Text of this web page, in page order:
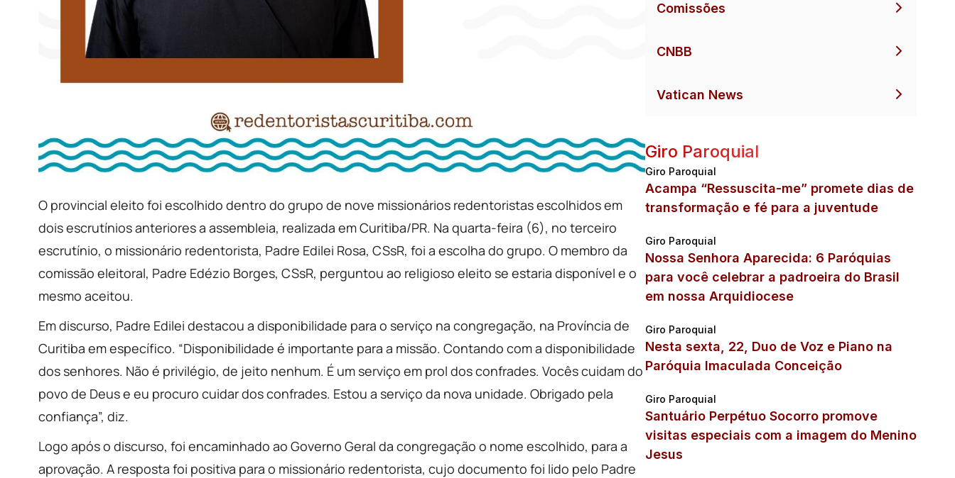
O provincial eleito foi escolhido dentro do grupo de nove missionários redentoristas escolhidos em
dois escrutínios anteriores a assembleia, realizada em Curitiba/PR. Na quarta-feira (6), no terceiro
escrutínio, o missionário redentorista, Padre Edilei Rosa, CSsR, foi a escolha do grupo. O membro da
comissão eleitoral, Padre Edézio Borges, CSsR, perguntou ao religioso eleito se estaria disponível e o
mesmo aceitou.
Em discurso, Padre Edilei destacou a disponibilidade para o serviço na congregação, na Província de
Curitiba em específico. “Disponibilidade é importante para a missão. Contando com a disponibilidade
dos senhores. Não é privilégio, de jeito nenhum. É um serviço em prol dos confrades. Vocês cuidam do
povo de Deus e eu procuro cuidar dos confrades. Estou a serviço da nova unidade. Obrigado pela
confiança”, diz.
Logo após o discurso, foi encaminhado ao Governo Geral da congregação o nome escolhido, para a
aprovação. A resposta foi positiva para o missionário redentorista, cujo documento foi lido pelo Padre
Comissões
CNBB
Vatican News
Giro Paroquial
Giro Paroquial
Acampa “Ressuscita-me” promete dias de
transformação e fé para a juventude
Giro Paroquial
Nossa Senhora Aparecida: 6 Paróquias
para você celebrar a padroeira do Brasil
em nossa Arquidiocese
Giro Paroquial
Nesta sexta, 22, Duo de Voz e Piano na
Paróquia Imaculada Conceição
Giro Paroquial
Santuário Perpétuo Socorro promove
visitas especiais com a imagem do Menino
Jesus